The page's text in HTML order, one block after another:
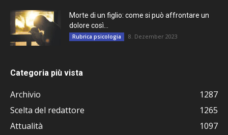
Morte di un figlio: come si può affrontare un
dolore così...
Rubrica psicologia 8. Dezember 2023
Categoria più vista
Archivio
1287
Scelta del redattore
1265
Attualità
1097